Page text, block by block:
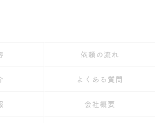
依頼の流れ
よくある質問
会社概要